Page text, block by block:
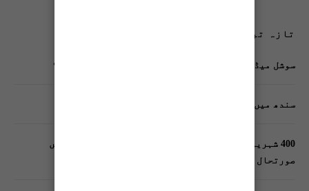
تازہ ترین پوسٹس
سوشل میڈیا پر وکڑی پوسٹ ڈیجیٹل شناخت کیلیے خطرہ؟
سندھ میں گاڑیوں کی انشورنس لازمی قرار
400 شہریوں کیلئے ایک پولیس اہلکار لازمی، کراچی میں
صورتحال کیا ہے؟